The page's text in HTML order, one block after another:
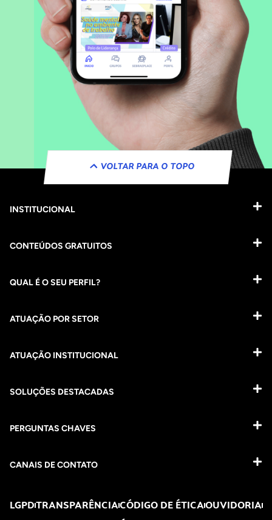
VOLTAR PARA O TOPO
INSTITUCIONAL
CONTEÚDOS GRATUITOS
QUAL É O SEU PERFIL?
ATUAÇÃO POR SETOR
ATUAÇÃO INSTITUCIONAL
SOLUÇÕES DESTACADAS
PERGUNTAS CHAVES​
CANAIS DE CONTATO
LGPDTRANSPARÊNCIACÓDIGO DE ÉTICAOUVIDORIA